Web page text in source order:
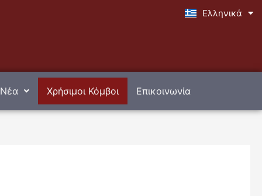
Ελληνικά
English
Νέα Χρήσιμοι Κόμβοι Επικοινωνία